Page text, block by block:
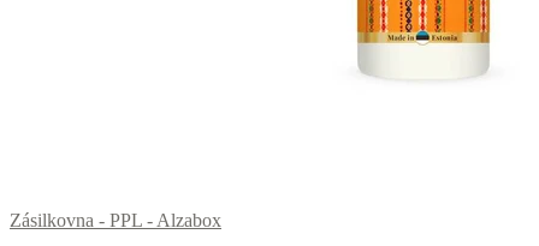
Zásilkovna - PPL - Alzabox